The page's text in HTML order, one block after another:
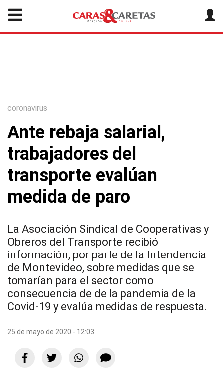
coronavirus
Ante rebaja salarial,
trabajadores del
transporte evalúan
medida de paro
La Asociación Sindical de Cooperativas y
Obreros del Transporte recibió
información, por parte de la Intendencia
de Montevideo, sobre medidas que se
tomarían para el sector como
consecuencia de de la pandemia de la
Covid-19 y evalúa medidas de respuesta.
25 de mayo de 2020 - 12:03